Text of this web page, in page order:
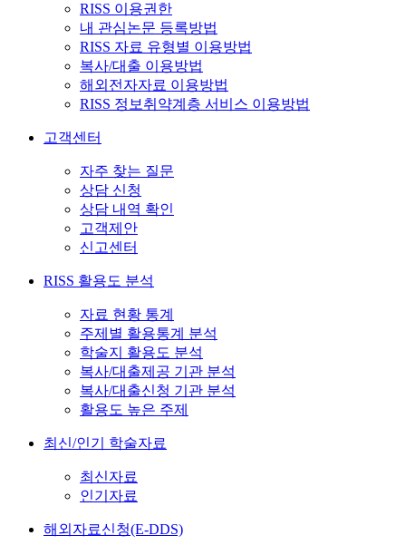
RISS 이용권한
내 관심논문 등록방법
RISS 자료 유형별 이용방법
복사/대출 이용방법
해외전자자료 이용방법
RISS 정보취약계층 서비스 이용방법
고객센터
자주 찾는 질문
상담 신청
상담 내역 확인
고객제안
신고센터
RISS 활용도 분석
자료 현황 통계
주제별 활용통계 분석
학술지 활용도 분석
복사/대출제공 기관 분석
복사/대출신청 기관 분석
활용도 높은 주제
최신/인기 학술자료
최신자료
인기자료
해외자료신청(E-DDS)